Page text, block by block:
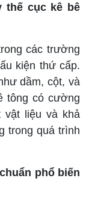
thế cục kê bê
các trường
kiện thứ cấp.
dầm, cột, và
tông có cường
vật liệu và khả
trong quá trình
phổ biến